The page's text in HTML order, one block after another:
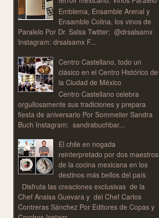
Emblema, Ensamble Arenal y
Ensamble Colina, los vinos de
Paralelo Por Dr. Salsa Twitter: @drsalsamx
Instagram: drsalsamx F...
Centro Castellano, todo un
clásico en el Centro Histórico de
la Ciudad de México
Centro Castellano celebra
orgullosamente sus tradiciones y prepara
fiesta de aniversario Por Sommelier Sandra
Buch Instagram: sandrabuchbar...
El chile en nogada
reinterpretado por dos maestros
de la cocina mexicana en los
destinos más bellos del país
Disfruta las creaciones exclusivas de la
Chef Anaisa Guevara y del Chef Carlos
Contreras Sánchez Por Editores de Copas y